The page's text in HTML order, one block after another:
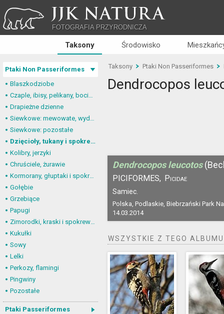
JJK NATURA
FOTOGRAFIA PRZYRODNICZA
Taksony Środowisko
Ptaki Non Passeriformes
Blaszkodziobe
Czaple, ibisy, pelikany, bociany
Drapieżne dzienne
Siewkowe: mewowate, wydrzyki, żwirowce
Siewkowe: pozostałe
Dzięcioły, tukany i spokrewnione
Kolibry, jerzyki
Chruściele, żurawie
Kormorany, głuptaki i spokrewnione
Gołębie
Grzebiące
Papugi
Zimorodki, kraski i spokrewnione
Kukułki
Sowy
Lelki
Perkozy, flamingi
Pingwiny
Pozostałe
Ptaki Passeriformes
Taksony Ptaki Non Passeriformes
Dendrocopos
Dendrocopos leucotos
PICIFORMES, Picidae
Samiec.
Polska, Podlaskie, Biebrzański Park
14.03.2014
WSZYSTKIE Z TEGO ALBUMU